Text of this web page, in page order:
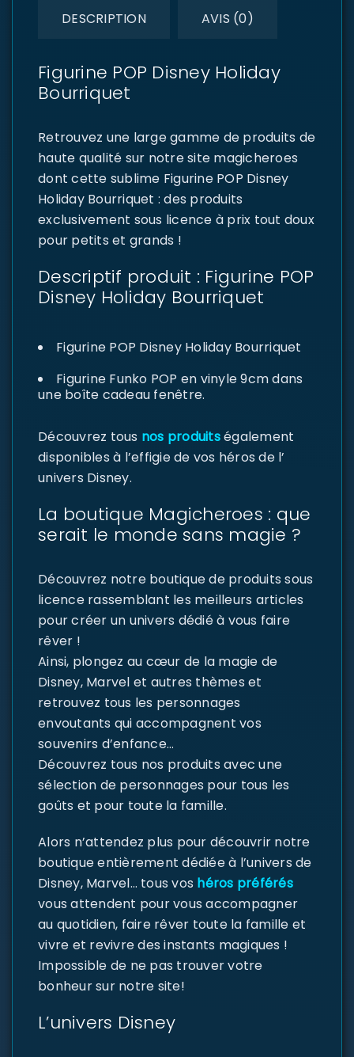
DESCRIPTION AVIS (0)
Figurine POP Disney Holiday
Bourriquet
Retrouvez une large gamme de produits de
haute qualité sur notre site magicheroes
dont cette sublime Figurine POP Disney
Holiday Bourriquet : des produits
exclusivement sous licence à prix tout doux
pour petits et grands !
Descriptif produit : Figurine POP
Disney Holiday Bourriquet
Figurine POP Disney Holiday Bourriquet
Figurine Funko POP en vinyle 9cm dans
une boîte cadeau fenêtre.
Découvrez tous nos produitségalement
disponibles à l’effigie de vos héros de l’
univers Disney.
La boutique Magicheroes : que
serait le monde sans magie ?
Découvrez notre boutique de produits sous
licence rassemblant les meilleurs articles
pour créer un univers dédié à vous faire
rêver !
Ainsi, plongez au cœur de la magie de
Disney, Marvel et autres thèmes et
retrouvez tous les personnages
envoutants qui accompagnent vos
souvenirs d’enfance…
Découvrez tous nos produits avec une
sélection de personnages pour tous les
goûts et pour toute la famille.
Alors n’attendez plus pour découvrir notre
boutique entièrement dédiée à l’univers de
Disney, Marvel… tous vos héros préférés
vous attendent pour vous accompagner
au quotidien, faire rêver toute la famille et
vivre et revivre des instants magiques !
Impossible de ne pas trouver votre
bonheur sur notre site!
L’univers Disney